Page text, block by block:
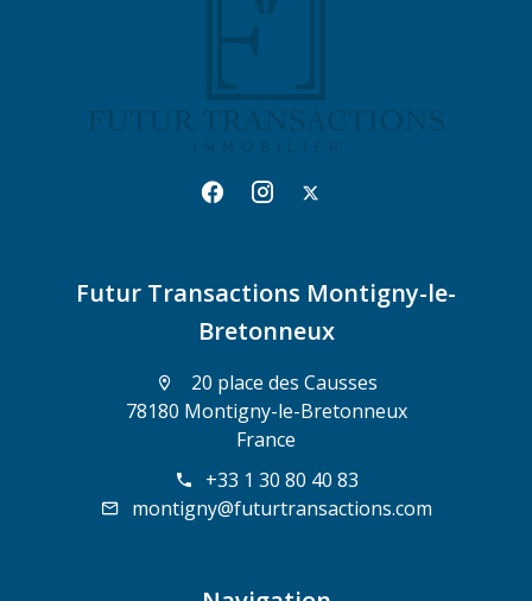
Futur Transactions Montigny-le-
Bretonneux
20 place des Causses
78180 Montigny-le-Bretonneux
France
+33 1 30 80 40 83
montigny@futurtransactions.com